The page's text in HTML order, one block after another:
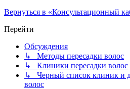
Вернуться в «Консультационный
Перейти
Обсуждения
↳ Методы пересадки волос
↳ Клиники пересадки волос
↳ Черный список клиник и
волос